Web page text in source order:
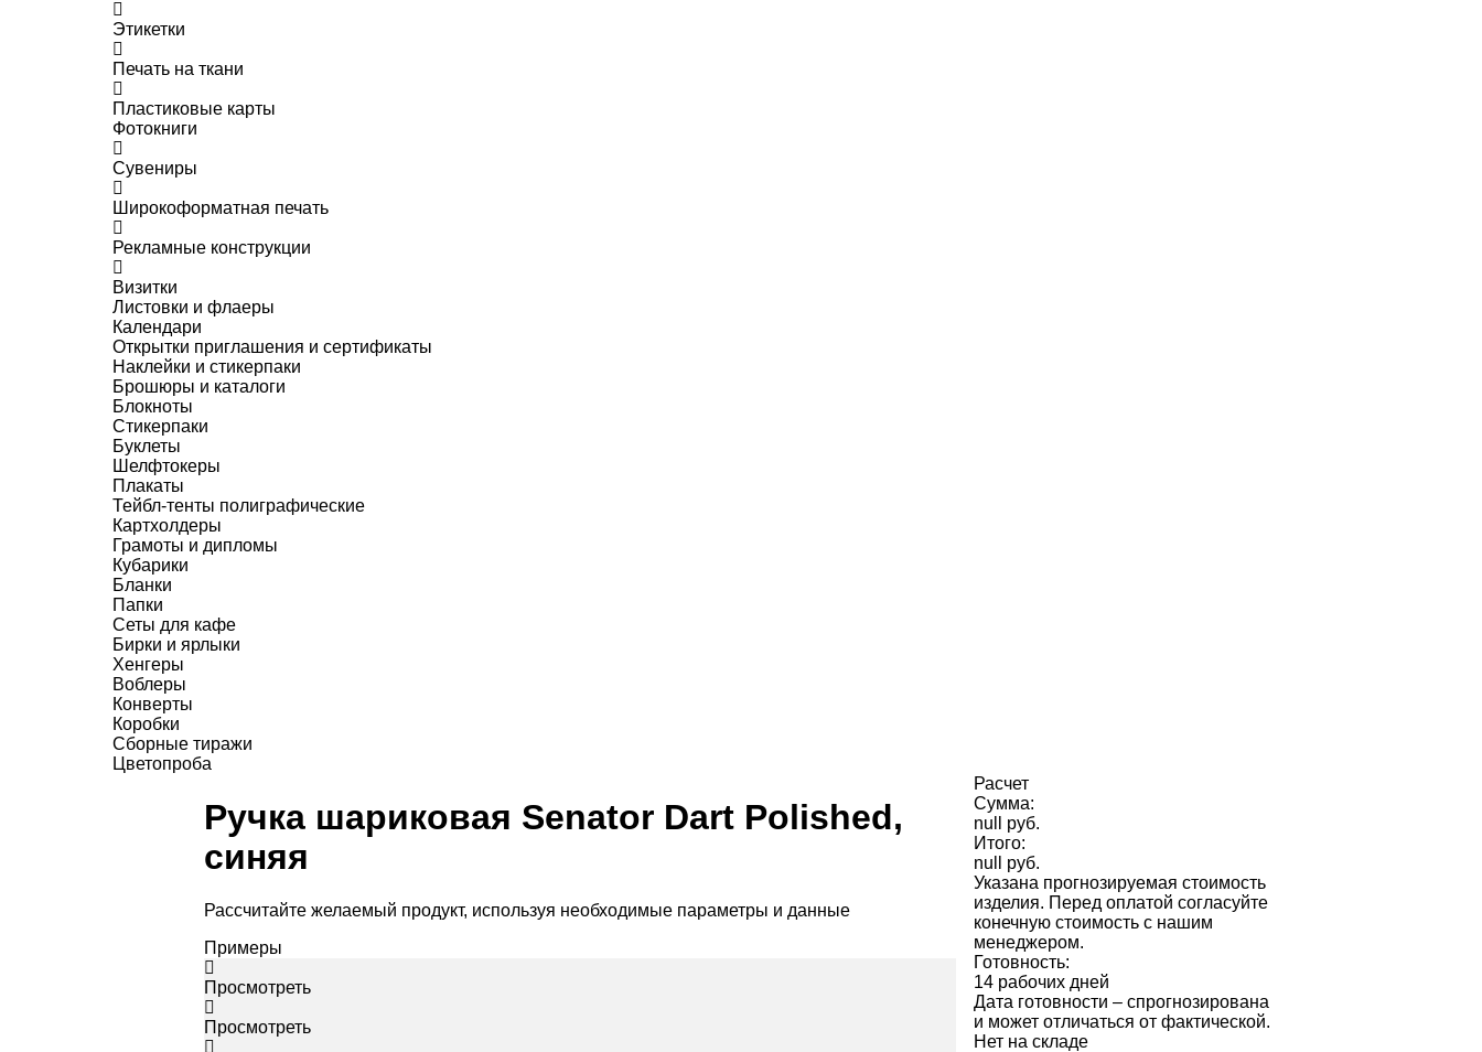
Этикетки
Печать на ткани
Пластиковые карты
Фотокниги
Сувениры
Широкоформатная печать
Рекламные конструкции
Визитки
Листовки и флаеры
Календари
Открытки приглашения и сертификаты
Наклейки и стикерпаки
Брошюры и каталоги
Блокноты
Стикерпаки
Буклеты
Шелфтокеры
Плакаты
Тейбл-тенты полиграфические
Картхолдеры
Грамоты и дипломы
Кубарики
Бланки
Папки
Сеты для кафе
Бирки и ярлыки
Хенгеры
Воблеры
Конверты
Коробки
Сборные тиражи
Цветопроба
Ручка шариковая Senator Dart Polished,
синяя
Рассчитайте желаемый продукт, используя необходимые параметры и данные
Примеры
Просмотреть
Просмотреть
Расчет
Сумма:
null руб.
Итого:
null руб.
Указана прогнозируемая стоимость
изделия. Перед оплатой согласуйте
конечную стоимость с нашим
менеджером.
Готовность:
14 рабочих дней
Дата готовности – спрогнозирована
и может отличаться от фактической.
Нет на складе